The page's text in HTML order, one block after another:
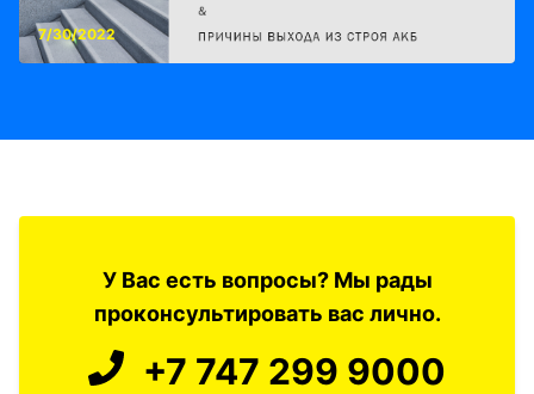
7/30/2022
У Вас есть вопросы? Мы рады
проконсультировать вас лично.
+7 747 299 9000